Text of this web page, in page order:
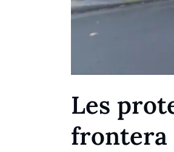
Les
frontera